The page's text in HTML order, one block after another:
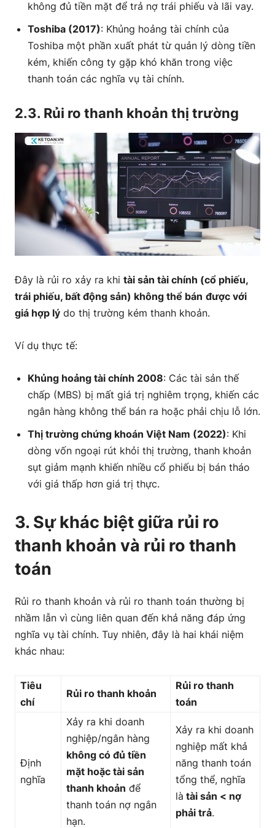
không đủ tiền mặt để trả nợ trái phiếu và lãi vay.
Toshiba (2017): Khủng hoảng tài chính của
Toshiba một phần xuất phát từ quản lý dòng tiền
kém, khiến công ty gặp khó khăn trong việc
thanh toán các nghĩa vụ tài chính.
2.3. Rủi ro thanh khoản thị trường
Đây là rủi ro xảy ra khi tài sản tài chính (cổ phiếu,
trái phiếu, bất động sản) không thể bán được với
giá hợp lý do thị trường kém thanh khoản.
Ví dụ thực tế:
Khủng hoảng tài chính 2008: Các tài sản thế
chấp (MBS) bị mất giá trị nghiêm trọng, khiến các
ngân hàng không thể bán ra hoặc phải chịu lỗ lớn.
Thị trường chứng khoán Việt Nam (2022): Khi
dòng vốn ngoại rút khỏi thị trường, thanh khoản
sụt giảm mạnh khiến nhiều cổ phiếu bị bán tháo
với giá thấp hơn giá trị thực.
3. Sự khác biệt giữa rủi ro
thanh khoản và rủi ro thanh
toán
Rủi ro thanh khoản và rủi ro thanh toán thường bị
nhầm lẫn vì cùng liên quan đến khả năng đáp ứng
nghĩa vụ tài chính. Tuy nhiên, đây là hai khái niệm
khác nhau:
Tiêu
chí
Rủi ro thanh khoản
Rủi ro thanh
toán
Định
nghĩa
Xảy ra khi doanh
nghiệp/ngân hàng
không có đủ tiền
mặt hoặc tài sản
thanh khoản để
thanh toán nợ ngắn
hạn.
Xảy ra khi doanh
nghiệp mất khả
năng thanh toán
tổng thể, nghĩa
là tài sản < nợ
phải trả.